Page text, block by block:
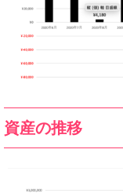
資産の推移